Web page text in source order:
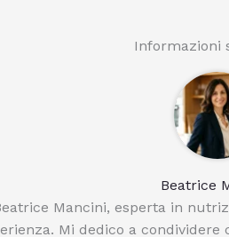
Informazioni
Beatrice
Mancini, esperta in
Mi dedico a